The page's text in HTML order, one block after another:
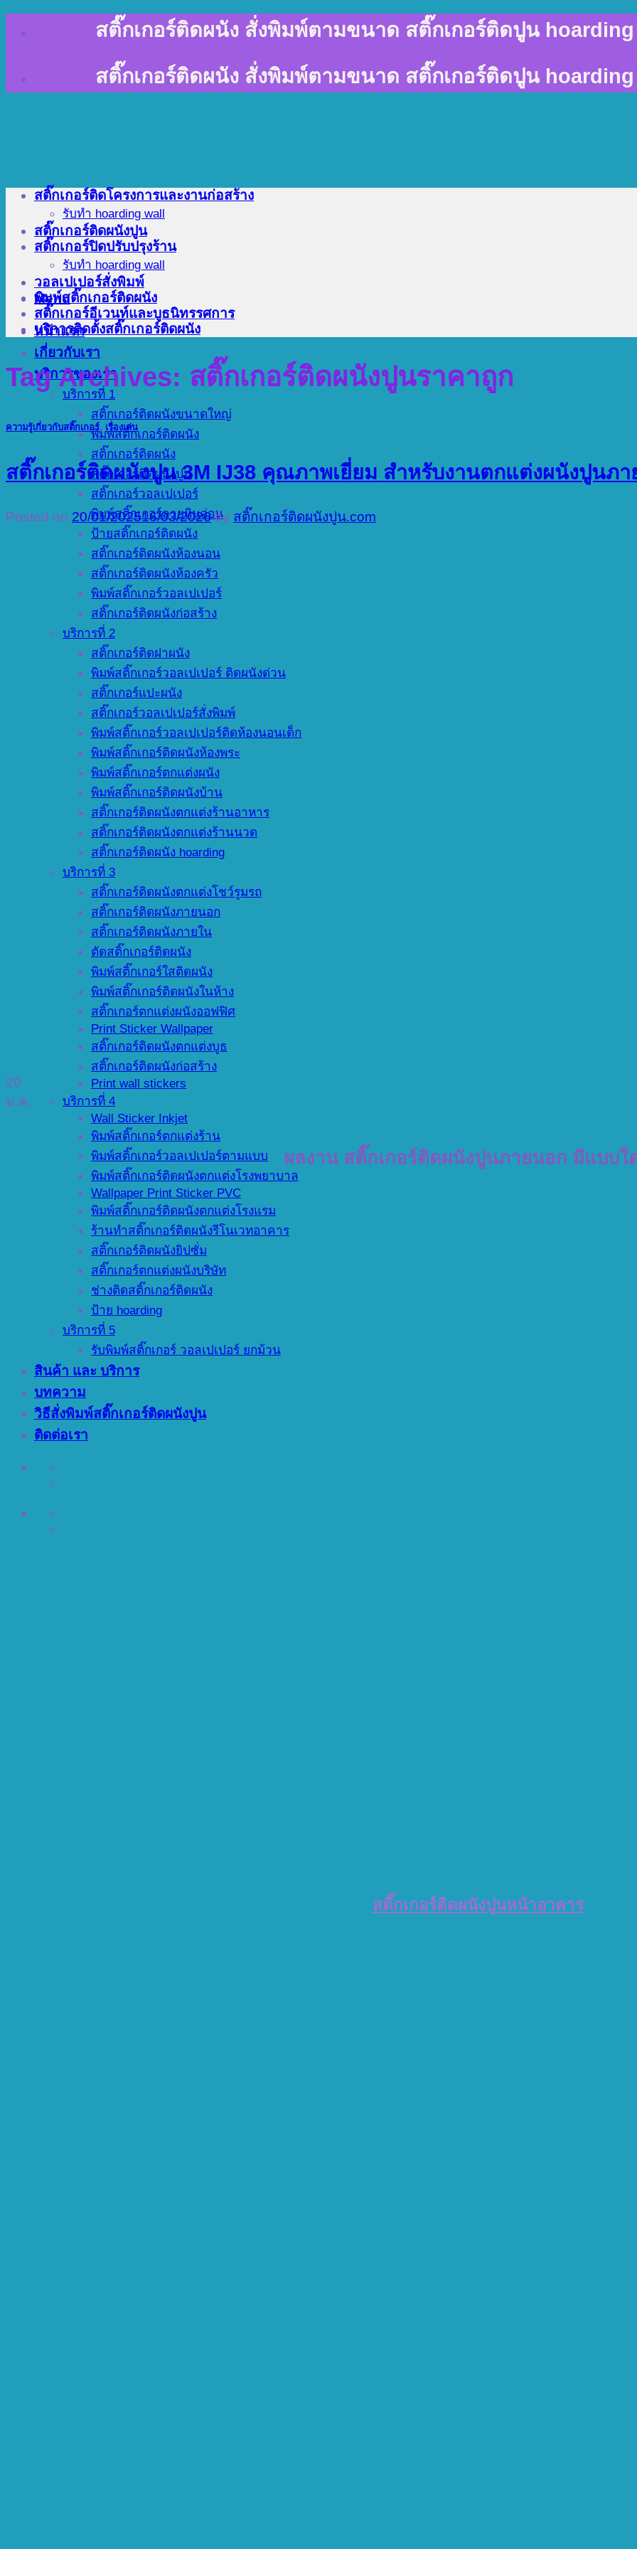
สติ๊กเกอร์ติดผนัง สั่งพิมพ์ตามขนาด สติ๊กเกอร์ติดปูน
สติ๊กเกอร์ติดผนัง สั่งพิมพ์ตามขนาด สติ๊กเกอร์ติดปูน
Menu
หน้าแรก
เกี่ยวกับเรา
บริการของเรา
บริการที่ 1
สติ๊กเกอร์ติดผนังขนาดใหญ่
พิมพ์สติ๊กเกอร์ติดผนัง
สติ๊กเกอร์ติดผนัง
สติ๊กเกอร์ติดผนังปูน
สติ๊กเกอร์วอลเปเปอร์
พิมพ์สติ๊กเกอร์ลายหินอ่อน
ป้ายสติ๊กเกอร์ติดผนัง
สติ๊กเกอร์ติดผนังห้องนอน
สติ๊กเกอร์ติดผนังห้องครัว
พิมพ์สติ๊กเกอร์วอลเปเปอร์
สติ๊กเกอร์ติดผนังก่อสร้าง
บริการที่ 2
สติ๊กเกอร์ติดฝาผนัง
พิมพ์สติ๊กเกอร์วอลเปเปอร์ ติดผนังด่วน
สติ๊กเกอร์แปะผนัง
สติ๊กเกอร์วอลเปเปอร์สั่งพิมพ์
พิมพ์สติ๊กเกอร์วอลเปเปอร์ติดห้องนอนเด็ก
พิมพ์สติ๊กเกอร์ติดผนังห้องพระ
พิมพ์สติ๊กเกอร์ตกแต่งผนัง
พิมพ์สติ๊กเกอร์ติดผนังบ้าน
สติ๊กเกอร์ติดผนังตกแต่งร้านอาหาร
สติ๊กเกอร์ติดผนังตกแต่งร้านนวด
สติ๊กเกอร์ติดผนัง hoarding
บริการที่ 3
สติ๊กเกอร์ติดผนังตกแต่งโชว์รูมรถ
สติ๊กเกอร์ติดผนังภายนอก
สติ๊กเกอร์ติดผนังภายใน
ตัดสติ๊กเกอร์ติดผนัง
พิมพ์สติ๊กเกอร์ใสติดผนัง
พิมพ์สติ๊กเกอร์ติดผนังในห้าง
สติ๊กเกอร์ตกแต่งผนังออฟฟิศ
Print Sticker Wallpaper
สติ๊กเกอร์ติดผนังตกแต่งบูธ
สติ๊กเกอร์ติดผนังก่อสร้าง
Print wall stickers
บริการที่ 4
Wall Sticker Inkjet
พิมพ์สติ๊กเกอร์ตกแต่งร้าน
พิมพ์สติ๊กเกอร์วอลเปเปอร์ตามแบบ
พิมพ์สติ๊กเกอร์ติดผนังตกแต่งโรงพยาบาล
Wallpaper Print Sticker PVC
พิมพ์สติ๊กเกอร์ติดผนังตกแต่งโรงแรม
ร้านทำสติ๊กเกอร์ติดผนังรีโนเวทอาคาร
สติ๊กเกอร์ติดผนังยิปซั่ม
สติ๊กเกอร์ตกแต่งผนังบริษัท
ช่างติดสติ๊กเกอร์ติดผนัง
ป้าย hoarding
บริการที่ 5
รับพิมพ์สติ๊กเกอร์ วอลเปเปอร์ ยกม้วน
สินค้า และ บริการ
บทความ
วิธีสั่งพิมพ์สติ๊กเกอร์ติดผนังปูน
ติดต่อเรา
สติ๊กเกอร์ติดโครงการและงานก่อสร้าง
รับทำ hoarding wall
สติ๊กเกอร์ติดผนังปูน
สติ๊กเกอร์ปิดปรับปรุงร้าน
รับทำ hoarding wall
วอลเปเปอร์สั่งพิมพ์
พิมพ์สติ๊กเกอร์ติดผนัง
สติ๊กเกอร์อีเวนท์และบูธนิทรรศการ
บริการติดตั้งสติ๊กเกอร์ติดผนัง
Tag Archives: สติ๊กเกอร์ติดผนังปูนราคาถูก
ความรู้เกี่ยวกับสติ๊กเกอร์, เรื่องเด่น
สติ๊กเกอร์ติดผนังปูน 3M IJ38 คุณภาพเยี่ยม สำหรับงานตกแต่งผนังปูนภ
Posted on 20/01/202516/03/2026 by สติ๊กเกอร์ติดผนังปูน.com
20
ม.ค.
ผลงาน สติ๊กเกอร์ติดผนังปูนภายนอก มีแบบใ
สติ๊กเกอร์ติดผนังปูนหน้าอาคาร